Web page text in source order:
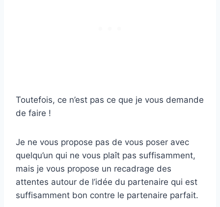
Toutefois, ce n’est pas ce que je vous demande
de faire !
Je ne vous propose pas de vous poser avec
quelqu’un qui ne vous plaît pas suffisamment,
mais je vous propose un recadrage des
attentes autour de l’idée du partenaire qui est
suffisamment bon contre le partenaire parfait.